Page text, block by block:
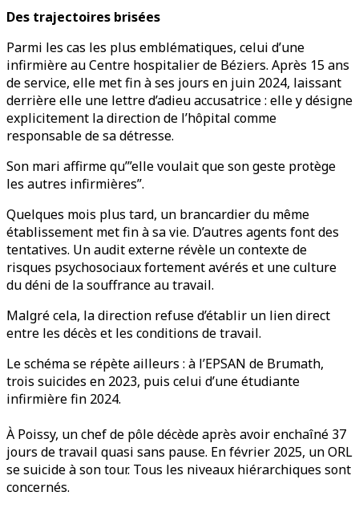
Des trajectoires brisées
Parmi les cas les plus emblématiques, celui d’une
infirmière au Centre hospitalier de Béziers. Après 15 ans
de service, elle met fin à ses jours en juin 2024, laissant
derrière elle une lettre d’adieu accusatrice : elle y désigne
explicitement la direction de l’hôpital comme
responsable de sa détresse.
Son mari affirme qu’”elle voulait que son geste protège
les autres infirmières”.
Quelques mois plus tard, un brancardier du même
établissement met fin à sa vie. D’autres agents font des
tentatives. Un audit externe révèle un contexte de
risques psychosociaux fortement avérés et une culture
du déni de la souffrance au travail.
Malgré cela, la direction refuse d’établir un lien direct
entre les décès et les conditions de travail.
Le schéma se répète ailleurs : à l’EPSAN de Brumath,
trois suicides en 2023, puis celui d’une étudiante
infirmière fin 2024.
À Poissy, un chef de pôle décède après avoir enchaîné 37
jours de travail quasi sans pause. En février 2025, un ORL
se suicide à son tour. Tous les niveaux hiérarchiques sont
concernés.